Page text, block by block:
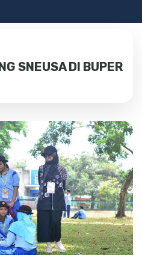
SNEUSA DI BUPER